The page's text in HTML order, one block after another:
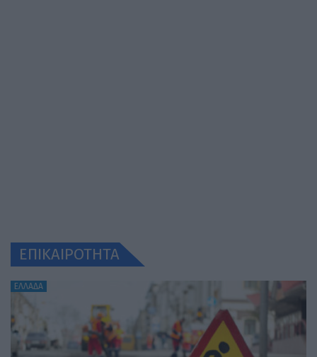
ΕΠΙΚΑΙΡΟΤΗΤΑ
ΕΛΛΑΔΑ